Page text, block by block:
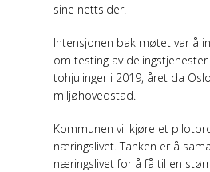
sine nettsider.
Intensjonen bak møtet var å
om testing av delingstjenester
tohjulinger i 2019, året da
miljøhovedstad.
Kommunen vil kjøre et
næringslivet. Tanken er å
næringslivet for å få til en